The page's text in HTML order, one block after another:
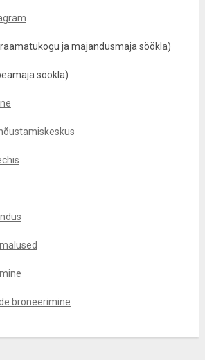
ja majandusmaja söökla)
söökla)
broneerimine